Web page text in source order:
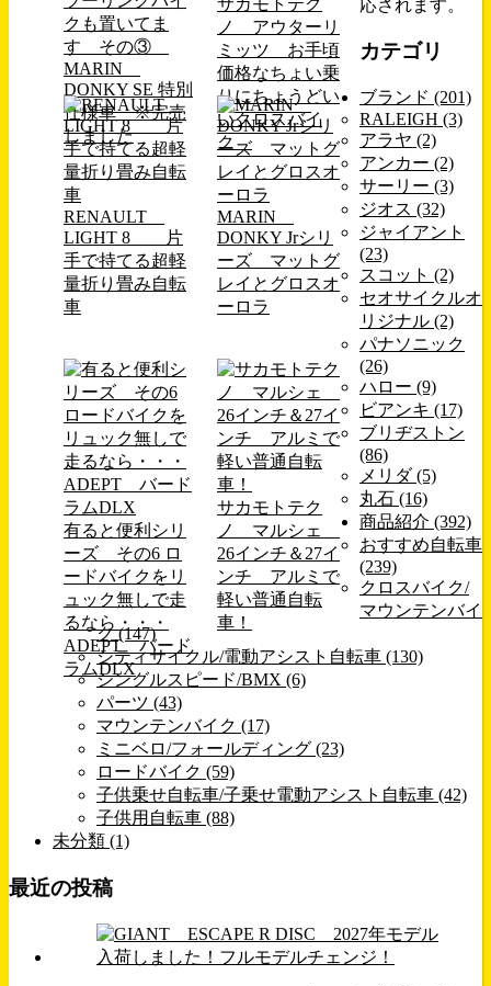
クも置いてま
す その③
MARIN
DONKY SE 特別
仕様車 ※完売
しました
ノ アウターリ
ミッツ お手頃
価格なちょい乗
りにちょうどい
いクロスバイ
ク
RENAULT
LIGHT 8 片
手で持てる超軽
量折り畳み自転
車
MARIN
DONKY Jrシリ
ーズ マットグ
レイとグロスオ
ーロラ
有ると便利シリ
ーズ その6 ロ
ードバイクをリ
ュック無しで走
るなら・・・
ADEPT バード
ラムDLX
サカモトテク
ノ マルシェ
26インチ＆27イ
ンチ アルミで
軽い普通自転
車！
応されます。
カテゴリ
ブランド (201)
RALEIGH (3)
アラヤ (2)
アンカー (2)
サーリー (3)
ジオス (32)
ジャイアント
(23)
スコット (2)
セオサイクルオ
リジナル (2)
パナソニック
(26)
ハロー (9)
ビアンキ (17)
ブリヂストン
(86)
メリダ (5)
丸石 (16)
商品紹介 (392)
おすすめ自転車
(239)
クロスバイク/
マウンテンバイ
ク (147)
シティサイクル/電動アシスト自転車 (130)
シングルスピード/BMX (6)
パーツ (43)
マウンテンバイク (17)
ミニベロ/フォールディング (23)
ロードバイク (59)
子供乗せ自転車/子乗せ電動アシスト自転車 (42)
子供用自転車 (88)
未分類 (1)
最近の投稿